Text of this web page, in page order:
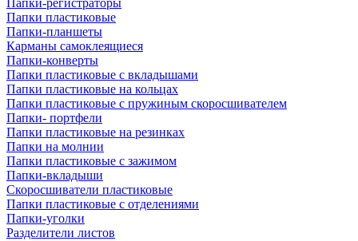
Папки-регистраторы
Папки пластиковые
Папки-планшеты
Карманы самоклеящиеся
Папки-конверты
Папки пластиковые с вкладышами
Папки пластиковые на кольцах
Папки пластиковые с пружиным скоросшивателем
Папки- портфели
Папки пластиковые на резинках
Папки на молнии
Папки пластиковые с зажимом
Папки-вкладыши
Скоросшиватели пластиковые
Папки пластиковые с отделениями
Папки-уголки
Разделители листов